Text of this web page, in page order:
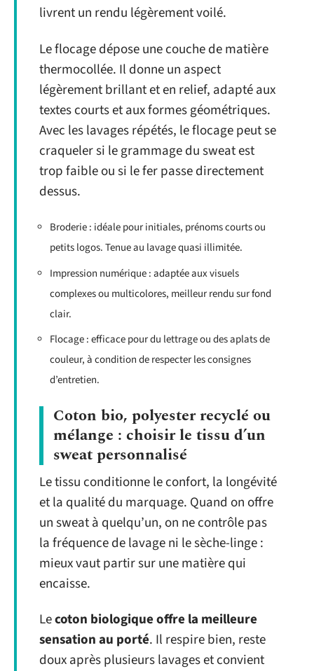
livrent un rendu légèrement voilé.
Le flocage dépose une couche de matière
thermocollée. Il donne un aspect
légèrement brillant et en relief, adapté aux
textes courts et aux formes géométriques.
Avec les lavages répétés, le flocage peut se
craqueler si le grammage du sweat est
trop faible ou si le fer passe directement
dessus.
Broderie : idéale pour initiales, prénoms courts ou
petits logos. Tenue au lavage quasi illimitée.
Impression numérique : adaptée aux visuels
complexes ou multicolores, meilleur rendu sur fond
clair.
Flocage : efficace pour du lettrage ou des aplats de
couleur, à condition de respecter les consignes
d’entretien.
Coton bio, polyester recyclé ou
mélange : choisir le tissu d’un
sweat personnalisé
Le tissu conditionne le confort, la longévité
et la qualité du marquage. Quand on offre
un sweat à quelqu’un, on ne contrôle pas
la fréquence de lavage ni le sèche-linge :
mieux vaut partir sur une matière qui
encaisse.
Lecoton biologique offre la meilleure
sensation au porté. Il respire bien, reste
doux après plusieurs lavages et convient